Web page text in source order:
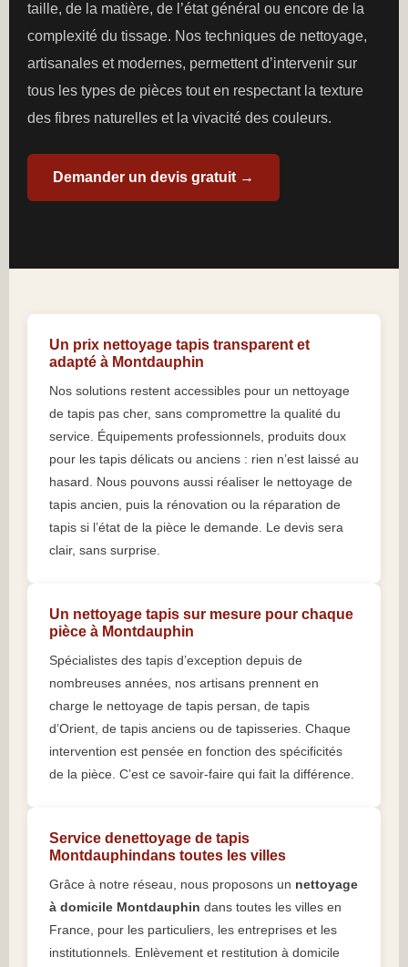
taille, de la matière, de l’état général ou encore de la
complexité du tissage. Nos techniques de nettoyage,
artisanales et modernes, permettent d’intervenir sur
tous les types de pièces tout en respectant la texture
des fibres naturelles et la vivacité des couleurs.
Demander un devis gratuit →
Un prix nettoyage tapis transparent et
adapté à Montdauphin
Nos solutions restent accessibles pour un nettoyage
de tapis pas cher, sans compromettre la qualité du
service. Équipements professionnels, produits doux
pour les tapis délicats ou anciens : rien n’est laissé au
hasard. Nous pouvons aussi réaliser le nettoyage de
tapis ancien, puis la rénovation ou la réparation de
tapis si l’état de la pièce le demande. Le devis sera
clair, sans surprise.
Un nettoyage tapis sur mesure pour chaque
pièce à Montdauphin
Spécialistes des tapis d’exception depuis de
nombreuses années, nos artisans prennent en
charge le nettoyage de tapis persan, de tapis
d’Orient, de tapis anciens ou de tapisseries. Chaque
intervention est pensée en fonction des spécificités
de la pièce. C’est ce savoir-faire qui fait la différence.
Service denettoyage de tapis
Montdauphindans toutes les villes
Grâce à notre réseau, nous proposons un nettoyage
à domicile Montdauphin dans toutes les villes en
France, pour les particuliers, les entreprises et les
institutionnels. Enlèvement et restitution à domicile